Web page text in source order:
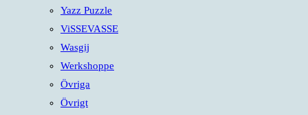
Yazz Puzzle
ViSSEVASSE
Wasgij
Werkshoppe
Övriga
Övrigt